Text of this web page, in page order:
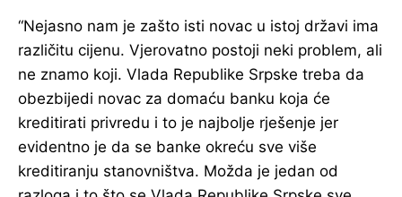
“Nejasno nam je zašto isti novac u istoj državi ima
različitu cijenu. Vjerovatno postoji neki problem, ali
ne znamo koji. Vlada Republike Srpske treba da
obezbijedi novac za domaću banku koja će
kreditirati privredu i to je najbolje rješenje jer
evidentno je da se banke okreću sve više
kreditiranju stanovništva. Možda je jedan od